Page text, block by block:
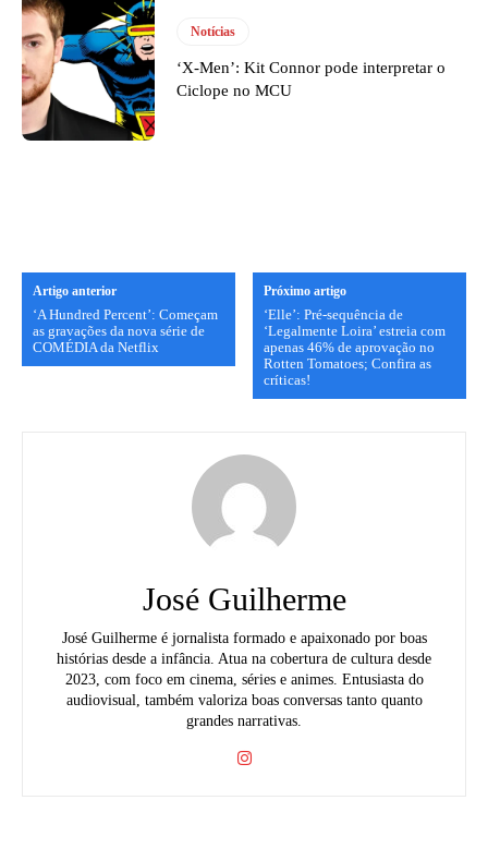
Notícias
‘X-Men’: Kit Connor pode interpretar o
Ciclope no MCU
Artigo anterior
‘A Hundred Percent’: Começam
as gravações da nova série de
COMÉDIA da Netflix
Próximo artigo
‘Elle’: Pré-sequência de
‘Legalmente Loira’ estreia com
apenas 46% de aprovação no
Rotten Tomatoes; Confira as
críticas!
José Guilherme
José Guilherme é jornalista formado e apaixonado por boas
histórias desde a infância. Atua na cobertura de cultura desde
2023, com foco em cinema, séries e animes. Entusiasta do
audiovisual, também valoriza boas conversas tanto quanto
grandes narrativas.